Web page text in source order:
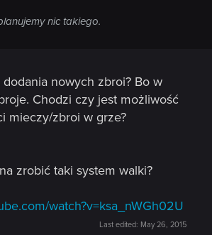
nic takiego.
nowych zbroi? Bo w
Chodzi czy jest możliwość
mieczy/zbroi w grze?
zrobić taki system walki?
watch?v=ksa_nWGh02U
Last edited: May 26, 2015